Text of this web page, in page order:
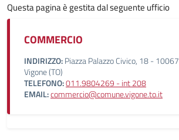
Questa pagina è gestita dal seguente ufficio
COMMERCIO
INDIRIZZO:Piazza Palazzo Civico, 18 - 10067
Vigone (TO)
TELEFONO:011.9804269 - int 208
EMAIL:commercio@comune.vigone.to.it